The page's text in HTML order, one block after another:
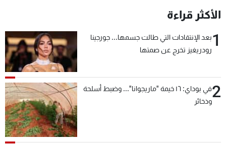
الأكثر قراءة
1بعد الإنتقادات التي طالت جسمها... جورجينا
رودريغيز تخرج عن صمتها
2
في بوداي: ١٦ خيمة "ماريجوانا"... وضبط أسلحة
وذخائر
عن MTV
لاعلاناتكم
شروط الإسـتخدام
سياسة الخصوصية